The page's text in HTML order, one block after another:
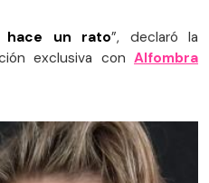
hace un rato”, declaró la
exclusiva con Alfombra